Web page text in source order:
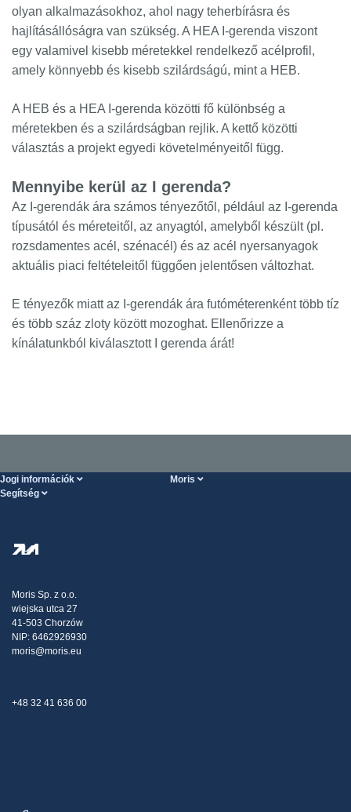
olyan alkalmazásokhoz, ahol nagy teherbírásra és
hajlításállóságra van szükség. A HEA I-gerenda viszont
egy valamivel kisebb méretekkel rendelkező acélprofil,
amely könnyebb és kisebb szilárdságú, mint a HEB.
A HEB és a HEA I-gerenda közötti fő különbség a
méretekben és a szilárdságban rejlik. A kettő közötti
választás a projekt egyedi követelményeitől függ.
Mennyibe kerül az I gerenda?
Az I-gerendák ára számos tényezőtől, például az I-gerenda
típusától és méreteitől, az anyagtól, amelyből készült (pl.
rozsdamentes acél, szénacél) és az acél nyersanyagok
aktuális piaci feltételeitől függően jelentősen változhat.
E tényezők miatt az I-gerendák ára futóméterenként több tíz
és több száz zloty között mozoghat. Ellenőrizze a
kínálatunkból kiválasztott I gerenda árát!
Jogi információk Moris
Segítség
Kiszállítás
Panaszok
Moris Sp. z o.o.
wiejska utca 27
41-503 Chorzów
NIP: 6462926930
moris@moris.eu
+48 32 41 636 00